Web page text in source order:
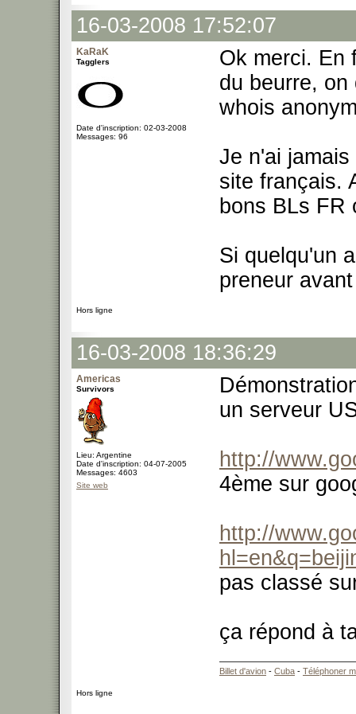
16-03-2008 17:52:07
KaRaK
Tagglers
Date d'inscription: 02-03-2008
Messages: 96
Ok merci. En
du beurre,
whois
Je n'ai
site français.
bons BLs FR
Si quelqu'un
preneur
Hors ligne
16-03-2008 18:36:29
Americas
Survivors
Lieu: Argentine
Date d'inscription: 04-07-2005
Messages: 4603
Site web
un serveur
http://
4ème sur
http://
pas classé
ça répond à
Billet d'avion - Cuba - Téléphoner
Hors ligne